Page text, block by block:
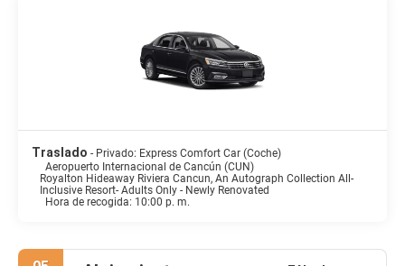
Traslado - Privado: Express Comfort Car (Coche)
Aeropuerto Internacional de Cancún (CUN)
Royalton Hideaway Riviera Cancun, An Autograph Collection All-
Inclusive Resort- Adults Only - Newly Renovated
Hora de recogida: 10:00 p. m.